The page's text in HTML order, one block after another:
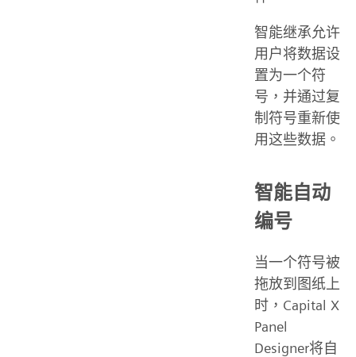
智能继承允许
用户将数据设
置为一个符
号，并通过复
制符号重新使
用这些数据。
智能自动
编号
当一个符号被
拖放到图纸上
时，Capital X
Panel
Designer将自